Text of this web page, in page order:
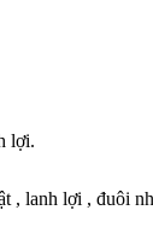
lợi.
, lanh lợi , đuôi